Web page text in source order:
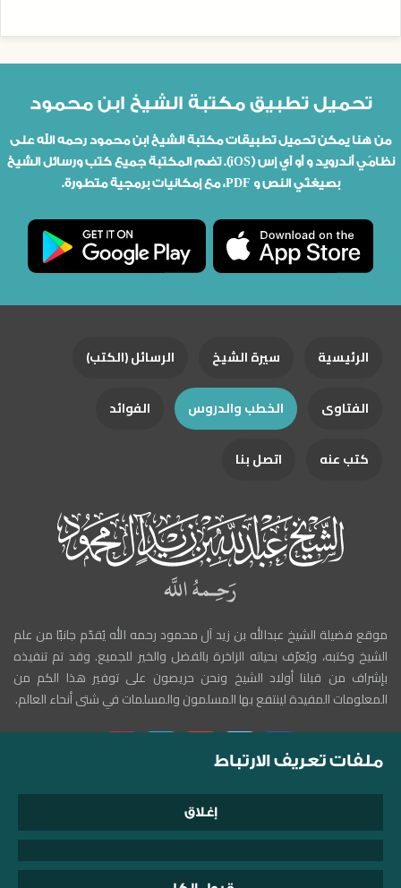
تحميل تطبيق مكتبة الشيخ ابن محمود
من هنا يمكن تحميل تطبيقات مكتبة الشيخ ابن محمود رحمه الله على
نظامَي أندرويد و أو آي إس (iOS). تضم المكتبة جميع كتب ورسائل الشيخ
بصيغتَي النص و PDF، مع إمكانيات برمجية متطورة.
الرئيسية سيرة الشيخ الرسائل (الكتب)
الفتاوى الخطب والدروس الفوائد
كتب عنه اتصل بنا
موقع فضيلة الشيخ عبدالله بن زيد آل محمود رحمه الله يُقدّم جانبًا من علم
الشيخ وكتبه، ويُعرّف بحياته الزاخرة بالفضل والخير للجميع. وقد تم تنفيذه
بإشراف من قبلنا أولاد الشيخ ونحن حريصون على توفير هذا الكم من
المعلومات المفيدة لينتفع بها المسلمون والمسلمات في شتى أنحاء العالم.
ملفات تعريف الارتباط
إغلاق